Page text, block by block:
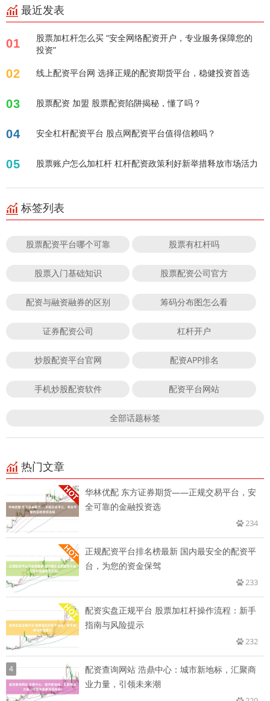
最近发表
01
股票加杠杆怎么买 “安全网络配资开户，专业服务保障您的
投资”
02 线上配资平台网 选择正规的配资期货平台，稳健投资首选
03 股票配资 加盟 股票配资陷阱揭秘，懂了吗？
04 安全杠杆配资平台 股点网配资平台值得信赖吗？
05 股票账户怎么加杠杆 杠杆配资政策利好新举措释放市场活力
标签列表
股票配资平台哪个可靠 股票有杠杆吗
股票入门基础知识 股票配资公司官方
配资与融资融券的区别 筹码分布图怎么看
证券配资公司 杠杆开户
炒股配资平台官网 配资APP排名
手机炒股配资软件 配资平台网站
全部话题标签
热门文章
华林优配 东方证券期货——正规交易平台，安
全可靠的金融投资选
234
正规配资平台排名榜最新 国内最安全的配资平
台，为您的资金保驾
233
配资实盘正规平台 股票加杠杆操作流程：新手
指南与风险提示
232
4
配资查询网站 浩鼎中心：城市新地标，汇聚商
业力量，引领未来潮